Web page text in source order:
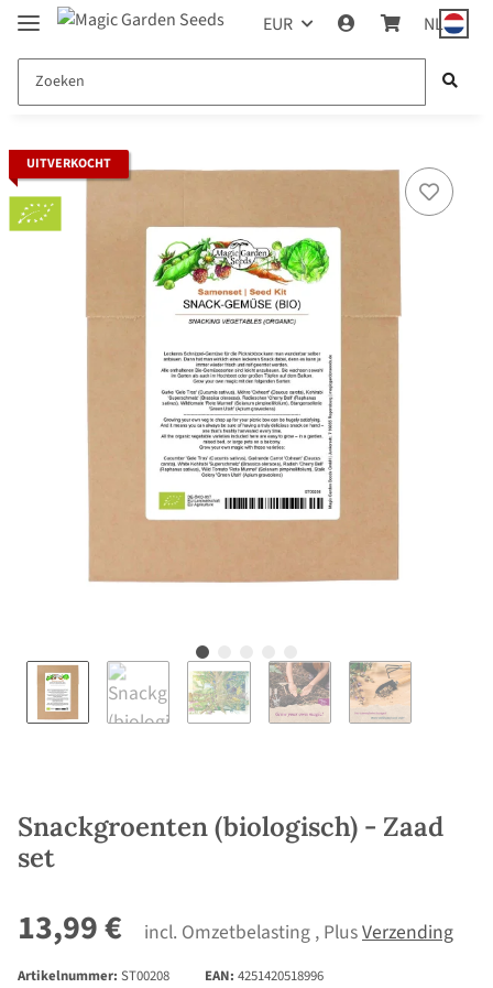
EUR NL
UITVERKOCHT
Snackgroenten (biologisch) - Zaad
set
13,99 € incl. Omzetbelasting , PlusVerzending
Artikelnummer: ST00208 EAN: 4251420518996